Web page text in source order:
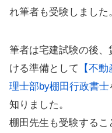
れ筆者も受験しました
筆者は宅建試験の後
ける準備として
【不
理士部by棚田行政書士
知りました。
棚田先生も受験するこ